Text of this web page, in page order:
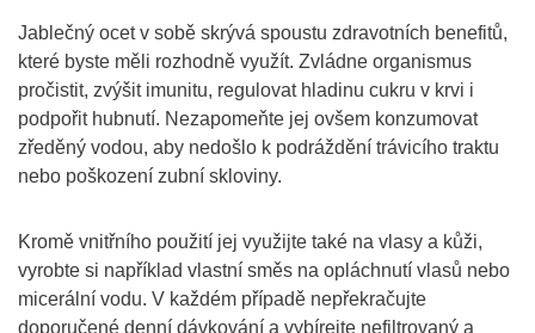
Jablečný ocet v sobě skrývá spoustu zdravotních benefitů,
které byste měli rozhodně využít. Zvládne organismus
pročistit, zvýšit imunitu, regulovat hladinu cukru v krvi i
podpořit hubnutí. Nezapomeňte jej ovšem konzumovat
zředěný vodou, aby nedošlo k podráždění trávicího traktu
nebo poškození zubní skloviny.
Kromě vnitřního použití jej využijte také na vlasy a kůži,
vyrobte si například vlastní směs na opláchnutí vlasů nebo
micerální vodu. V každém případě nepřekračujte
doporučené denní dávkování a vybírejte nefiltrovaný a